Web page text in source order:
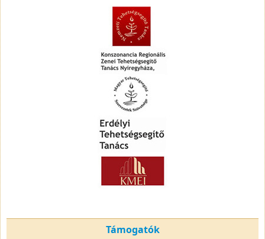
Támogatók